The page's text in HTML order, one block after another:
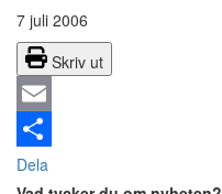
7 juli 2006
Skriv ut
Email
Dela